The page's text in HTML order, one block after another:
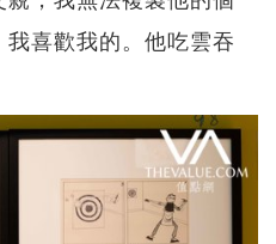
喜歡我的。他吃雲吞